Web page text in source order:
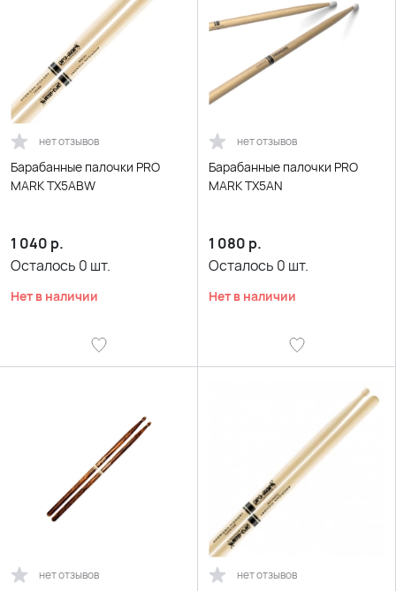
нет отзывов
Барабанные палочки PRO
MARK TX5ABW
1 040 р.
Осталось 0 шт.
Нет в наличии
нет отзывов
Барабанные палочки PRO
MARK TX5AN
1 080 р.
Осталось 0 шт.
Нет в наличии
нет отзывов нет отзывов